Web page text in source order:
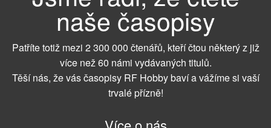
naše časopisy
Patříte totiž mezi 2 300 000 čtenářů, kteří čtou některý z již
více než 60 námi vydávaných titulů.
Těší nás, že vás časopisy RF Hobby baví a vážíme si vaší
trvalé přízně!